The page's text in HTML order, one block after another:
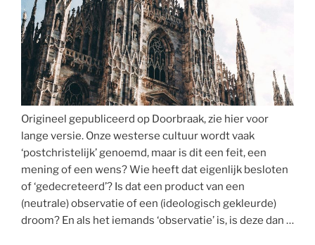
Origineel gepubliceerd op Doorbraak, zie hier voor
lange versie. Onze westerse cultuur wordt vaak
‘postchristelijk’ genoemd, maar is dit een feit, een
mening of een wens? Wie heeft dat eigenlijk besloten
of ‘gedecreteerd’? Is dat een product van een
(neutrale) observatie of een (ideologisch gekleurde)
droom? En als het iemands ‘observatie’ is, is deze dan …